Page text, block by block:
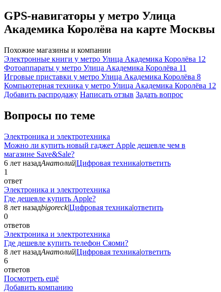
GPS-навигаторы у метро Улица
Академика Королёва на карте Москвы
Похожие магазины и компании
Электронные книги у метро Улица Академика Королёва 12
Фотоаппараты у метро Улица Академика Королёва 11
Игровые приставки у метро Улица Академика Королёва 8
Компьютерная техника у метро Улица Академика Королёва 12
Добавить раcпродажу Написать отзыв Задать вопрос
Вопросы по теме
Электроника и электротехника
Можно ли купить новый гаджет Apple дешевле чем в
магазине Save&Sale?
6 лет назадАнатолий|Цифровая техника|ответить
1
ответ
Электроника и электротехника
Где дешевле купить Apple?
8 лет назадbigoreck|Цифровая техника|ответить
0
ответов
Электроника и электротехника
Где дешевле купить телефон Сяоми?
8 лет назадАнатолий|Цифровая техника|ответить
6
ответов
Посмотреть ещё
Добавить компанию